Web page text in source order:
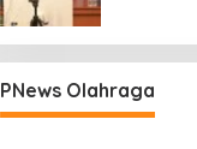
PNews Olahraga